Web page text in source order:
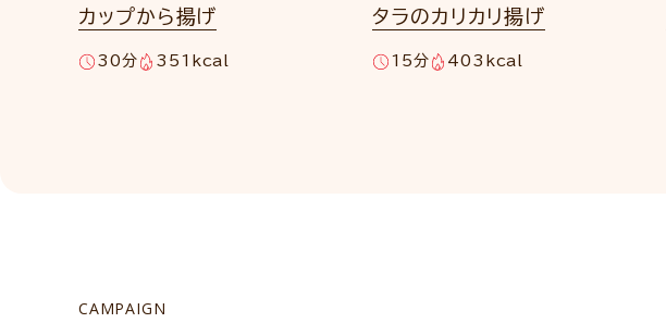
カップから揚げ
30分 351kcal
タラのカリカリ揚げ
15分 403kcal
CAMPAIGN